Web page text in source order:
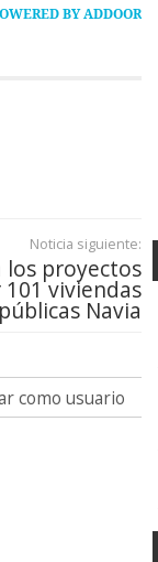
BY ADDOOR
Noticia siguiente:
los proyectos
viviendas
públicas Navia
como usuario